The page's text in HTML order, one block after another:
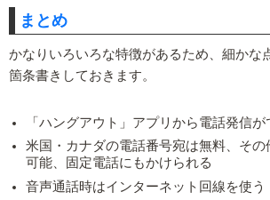
まとめ
かなりいろいろな特徴があるため、細かな
箇条書きしておきます。
「ハングアウト」アプリから電話発信が
米国・カナダの電話番号宛は無料、そ
可能、固定電話にもかけられる
音声通話時はインターネット回線を使う